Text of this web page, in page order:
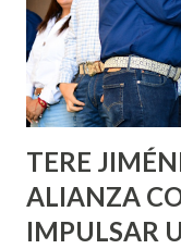
llevará este
Asunción, Avenida
los edificios
Norias de Paso
TERE
ALIANZA
IMPULSAR